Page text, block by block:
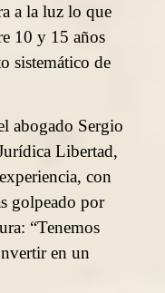
a la luz lo que
10 y 15 años
sistemático de
abogado Sergio
Libertad,
con
golpeado por
“Tenemos
en un